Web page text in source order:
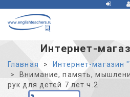
Интернет-
Главная
Интернет-магазин
Внимание, память,
рук для детей 7 лет ч.2